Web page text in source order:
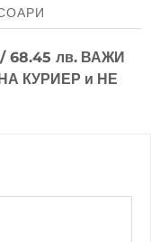
68.45 лв. ВАЖИ
КУРИЕР и НЕ